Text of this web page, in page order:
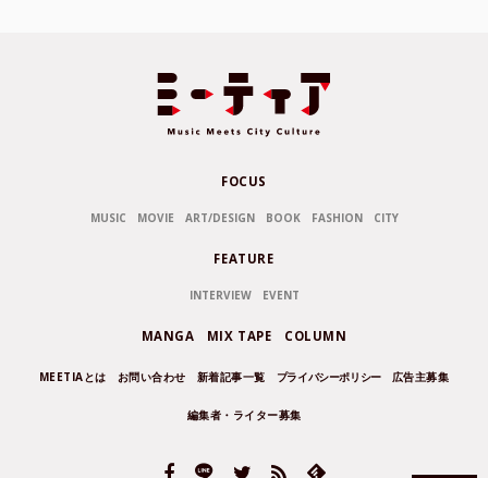
FOCUS
MUSIC MOVIE ART/DESIGN BOOK FASHION CITY
FEATURE
INTERVIEW EVENT
MANGA MIX TAPE COLUMN
MEETIAとは お問い合わせ 新着記事一覧 プライバシーポリシー 広告主募集
編集者・ライター募集